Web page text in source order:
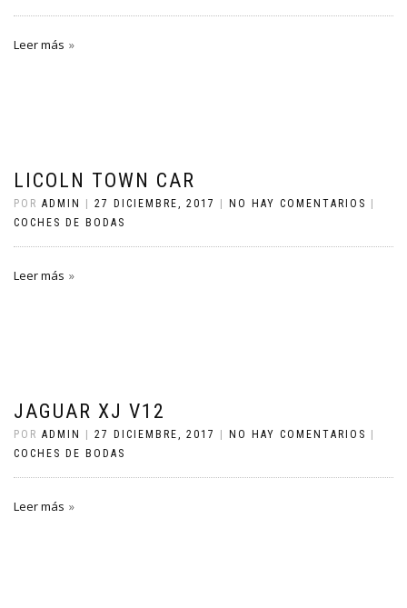
Leer más
LICOLN TOWN CAR
POR ADMIN 27 DICIEMBRE, 2017 NO HAY COMENTARIOS
COCHES DE BODAS
Leer más
JAGUAR XJ V12
POR ADMIN 27 DICIEMBRE, 2017 NO HAY COMENTARIOS
COCHES DE BODAS
Leer más